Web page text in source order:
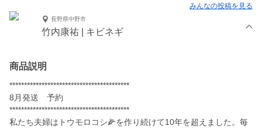
みんなの投稿を見る
長野県中野市
竹内康祐 | キビネギ
商品説明
*****************************************
8月発送 予約
*****************************************
私たち夫婦はトウモロコシ🌽を作り続けて10年を超えました。毎